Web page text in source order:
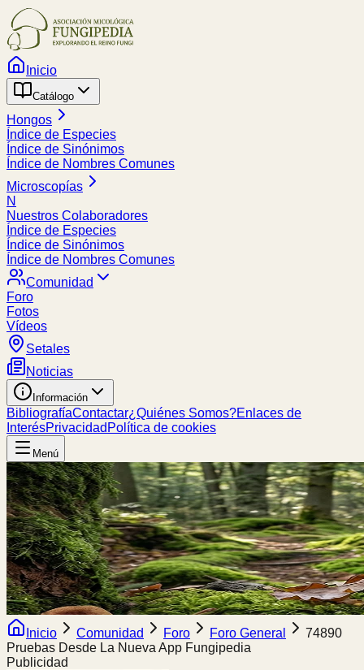
Inicio
Catálogo
Hongos
Índice de Especies
Índice de Sinónimos
Índice de Nombres Comunes
Microscopías
N
Nuestros Colaboradores
Índice de Especies
Índice de Sinónimos
Índice de Nombres Comunes
Comunidad
Foro
Fotos
Vídeos
Setales
Noticias
Información
BibliografíaContactar¿Quiénes Somos?Enlaces de
InterésPrivacidad Política de cookies
Menú
Inicio Comunidad Foro Foro General
74890
Pruebas Desde La Nueva App Fungipedia
Publicidad